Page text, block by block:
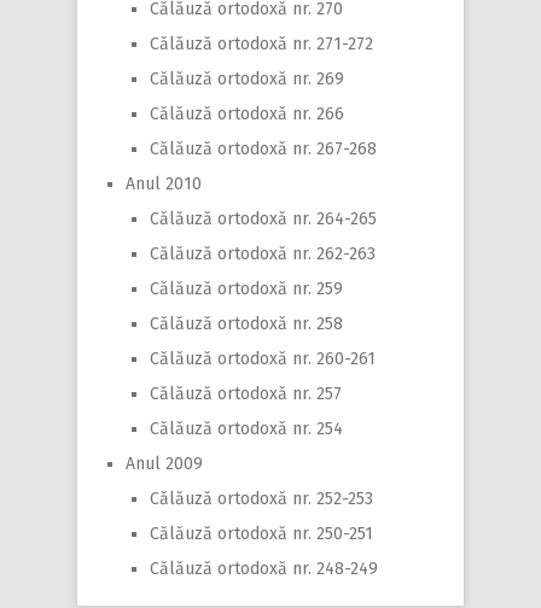
Călăuză ortodoxă nr. 270
Călăuză ortodoxă nr. 271-272
Călăuză ortodoxă nr. 269
Călăuză ortodoxă nr. 266
Călăuză ortodoxă nr. 267-268
Anul 2010
Călăuză ortodoxă nr. 264-265
Călăuză ortodoxă nr. 262-263
Călăuză ortodoxă nr. 259
Călăuză ortodoxă nr. 258
Călăuză ortodoxă nr. 260-261
Călăuză ortodoxă nr. 257
Călăuză ortodoxă nr. 254
Anul 2009
Călăuză ortodoxă nr. 252-253
Călăuză ortodoxă nr. 250-251
Călăuză ortodoxă nr. 248-249